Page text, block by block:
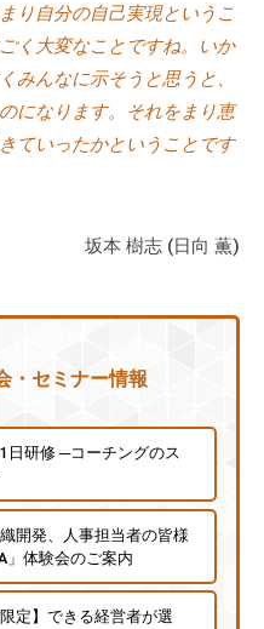
り自分の自己実現というこ
く大変なことですね。いか
みんなに示そうと思うと、
になります。それをまり恵
ていったかということです
坂本 樹志 (日向 薫)
・セミナー情報
日研修 ─コーチングのス
開発、人事担当者の皆様
」体験会のご案内
定】できる経営者が選